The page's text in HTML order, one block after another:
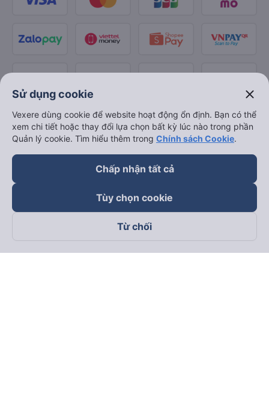
Theo dõi chúng tôi trên
Sử dụng cookie close
Vexere dùng cookie để website hoạt động ổn định. Bạn có thể
xem chi tiết hoặc thay đổi lựa chọn bất kỳ lúc nào trong phần
Quản lý cookie. Tìm hiểu thêm trong Chính sách Cookie.
Chấp nhận tất cả
Tùy chọn cookie
Từ chối